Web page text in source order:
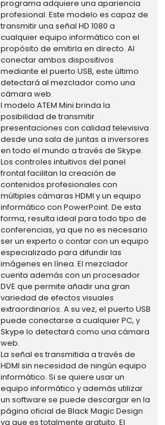
programa adquiere una apariencia
profesional. Este modelo es capaz de
transmitir una señal HD 1080 a
cualquier equipo informático con el
propósito de emitirla en directo. Al
conectar ambos dispositivos
mediante el puerto USB, este último
detectará al mezclador como una
cámara web.
l modelo ATEM Mini brinda la
posibilidad de transmitir
presentaciones con calidad televisiva
desde una sala de juntas a inversores
en todo el mundo a través de Skype.
Los controles intuitivos del panel
frontal facilitan la creación de
contenidos profesionales con
múltiples cámaras HDMI y un equipo
informático con PowerPoint. De esta
forma, resulta ideal para todo tipo de
conferencias, ya que no es necesario
ser un experto o contar con un equipo
especializado para difundir las
imágenes en línea. El mezclador
cuenta además con un procesador
DVE que permite añadir una gran
variedad de efectos visuales
extraordinarios. A su vez, el puerto USB
puede conectarse a cualquier PC, y
Skype lo detectará como una cámara
web.
La señal es transmitida a través de
HDMI sin necesidad de ningún equipo
informático. Si se quiere usar un
equipo informático y además utilizar
un software se puede descargar en la
página oficial de Black Magic Design
ya que es totalmente gratuito. El